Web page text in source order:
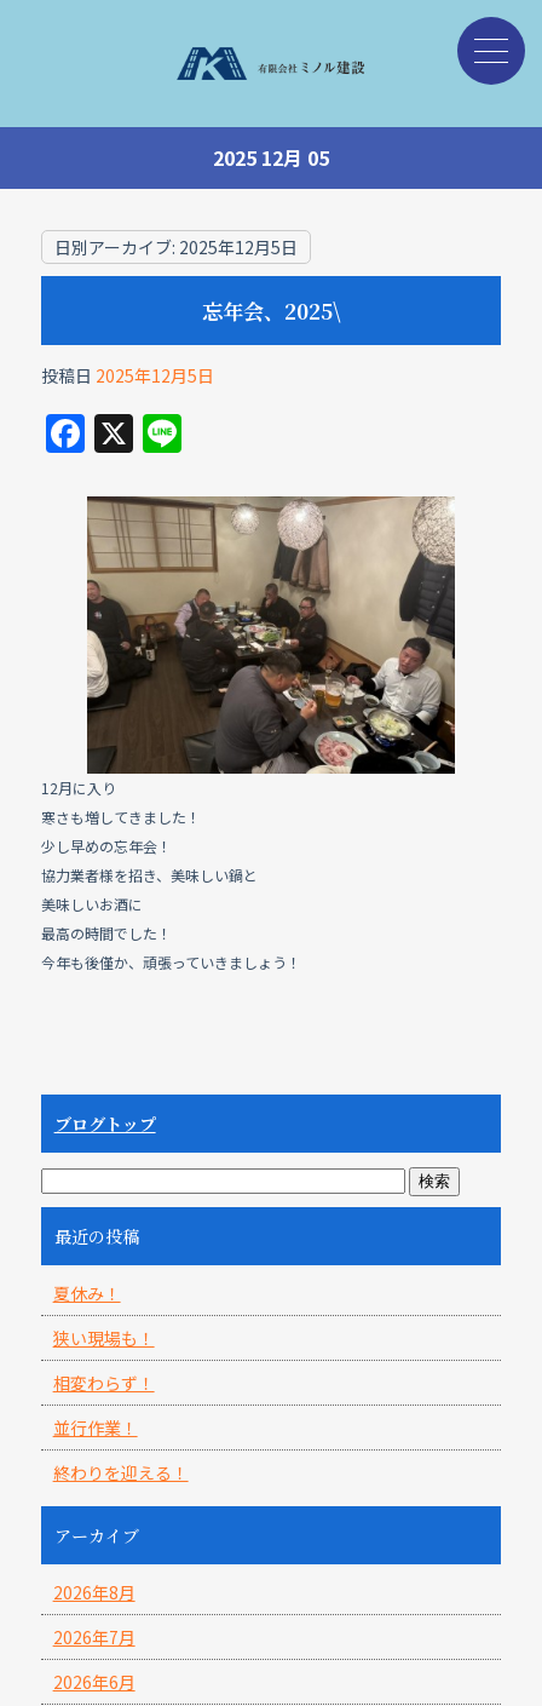
2025 12月 05
日別アーカイブ: 2025年12月5日
忘年会、2025\
投稿日 2025年12月5日
F
c
e
b
o
o
k
X Li
e
12月に入り
寒さも増してきました！
少し早めの忘年会！
協力業者様を招き、美味しい鍋と
美味しいお酒に
最高の時間でした！
今年も後僅か、頑張っていきましょう！
ブログトップ
最近の投稿
夏休み！
狭い現場も！
相変わらず！
並行作業！
終わりを迎える！
アーカイブ
2026年8月
2026年7月
2026年6月